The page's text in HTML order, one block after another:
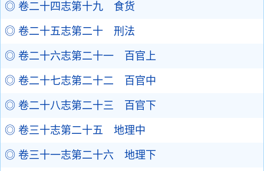
◎ 卷二十四志第十九 食货
◎ 卷二十五志第二十 刑法
◎ 卷二十六志第二十一 百官上
◎ 卷二十七志第二十二 百官中
◎ 卷二十八志第二十三 百官下
◎ 卷三十志第二十五 地理中
◎ 卷三十一志第二十六 地理下